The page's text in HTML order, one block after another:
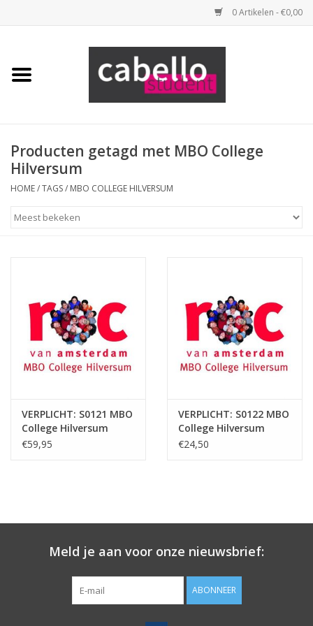
0 Artikelen - €0,00
Home
Opleidingspakketten
Benodigdheden
Tools
Haarproducten
Producten getagd met MBO College
Hilversum
HOME/TAGS/ MBO COLLEGE HILVERSUM
VERPLICHT: S0121 MBO
College Hilversum
Pakket Kapper 2026
€59,95
VERPLICHT: S0122 MBO
College Hilversum
Pakket Opstroom
€24,50
Meld je aan voor onze nieuwsbrief:
ABONNEER